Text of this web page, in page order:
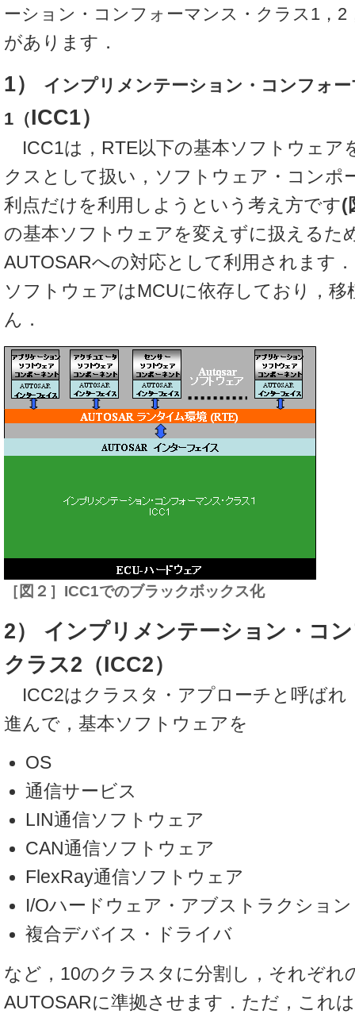
ーション・コンフォーマンス・クラス1，2
があります．
1）
インプリメンテーション・コンフォ
1（ICC1）
ICC1は，RTE以下の基本ソフトウェア
クスとして扱い，ソフトウェア・コンポ
利点だけを利用しようという考え方です(
の基本ソフトウェアを変えずに扱えるた
AUTOSARへの対応として利用されます
ソフトウェアはMCUに依存しており，移
ん．
［図２］ICC1でのブラックボックス化
2） インプリメンテーション・コ
クラス2（ICC2）
ICC2はクラスタ・アプローチと呼ばれ
進んで，基本ソフトウェアを
OS
通信サービス
LIN通信ソフトウェア
CAN通信ソフトウェア
FlexRay通信ソフトウェア
I/Oハードウェア・アブストラクション
複合デバイス・ドライバ
など，10のクラスタに分割し，それぞれ
AUTOSARに準拠させます．ただ，これ